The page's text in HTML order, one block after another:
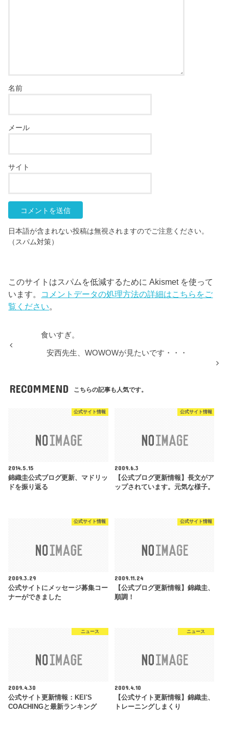
名前
メール
サイト
日本語が含まれない投稿は無視されますのでご注意ください。
（スパム対策）
このサイトはスパムを低減するために Akismet を使って
います。 コメントデータの処理方法の詳細はこちらをご
覧ください。
食いすぎ。
安西先生、WOWOWが見たいです・・・
RECOMMEND こちらの記事も人気です。
公式サイト情報
2014.5.15
錦織圭公式ブログ更新、マドリッ
ドを振り返る
公式サイト情報
2009.6.3
【公式ブログ更新情報】長文がア
ップされています。元気な様子。
公式サイト情報
2009.3.29
公式サイトにメッセージ募集コー
ナーができました
公式サイト情報
2009.11.24
【公式ブログ更新情報】錦織圭、
順調！
ニュース
2009.4.30
公式サイト更新情報：KEI'S
COACHINGと最新ランキング
ニュース
2009.4.10
【公式サイト更新情報】錦織圭、
トレーニングしまくり